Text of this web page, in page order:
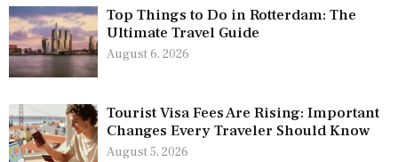
Top Things to Do in Rotterdam: The
Ultimate Travel Guide
August 6, 2026
Tourist Visa Fees Are Rising: Important
Changes Every Traveler Should Know
August 5, 2026